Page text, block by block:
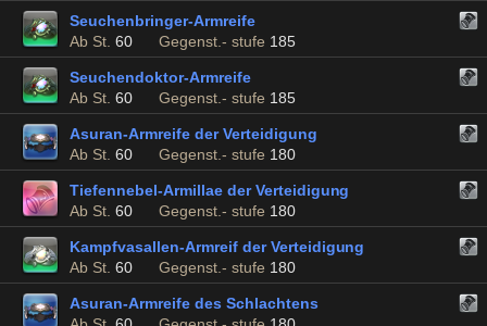
Seuchenbringer-Armreife
Ab St. 60 Gegenst.- stufe 185
Seuchendoktor-Armreife
Ab St. 60 Gegenst.- stufe 185
Asuran-Armreife der Verteidigung
Ab St. 60 Gegenst.- stufe 180
Tiefennebel-Armillae der Verteidigung
Ab St. 60 Gegenst.- stufe 180
Kampfvasallen-Armreif der Verteidigung
Ab St. 60 Gegenst.- stufe 180
Asuran-Armreife des Schlachtens